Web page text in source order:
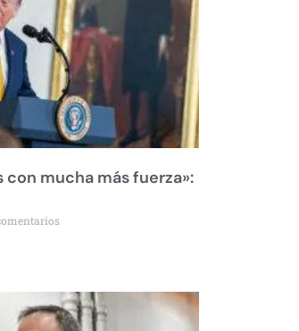
con mucha más fuerza»: